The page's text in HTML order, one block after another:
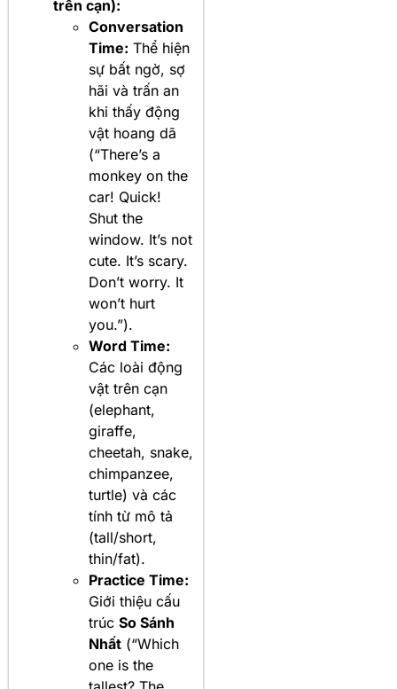
trên cạn):
Conversation
Time: Thể hiện
sự bất ngờ, sợ
hãi và trấn an
khi thấy động
vật hoang dã
(“There’s a
monkey on the
car! Quick!
Shut the
window. It’s not
cute. It’s scary.
Don’t worry. It
won’t hurt
you.”).
Word Time:
Các loài động
vật trên cạn
(elephant,
giraffe,
cheetah, snake,
chimpanzee,
turtle) và các
tính từ mô tả
(tall/short,
thin/fat).
Practice Time:
Giới thiệu cấu
trúc So Sánh
Nhất (“Which
one is the